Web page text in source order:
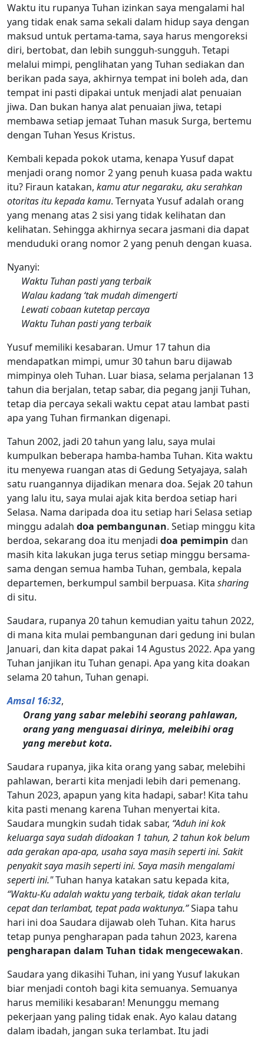
Waktu itu rupanya Tuhan izinkan saya mengalami hal
yang tidak enak sama sekali dalam hidup saya dengan
maksud untuk pertama-tama, saya harus mengoreksi
diri, bertobat, dan lebih sungguh-sungguh. Tetapi
melalui mimpi, penglihatan yang Tuhan sediakan dan
berikan pada saya, akhirnya tempat ini boleh ada, dan
tempat ini pasti dipakai untuk menjadi alat penuaian
jiwa. Dan bukan hanya alat penuaian jiwa, tetapi
membawa setiap jemaat Tuhan masuk Surga, bertemu
dengan Tuhan Yesus Kristus.
Kembali kepada pokok utama, kenapa Yusuf dapat
menjadi orang nomor 2 yang penuh kuasa pada waktu
itu? Firaun katakan, kamu atur negaraku, aku serahkan
otoritas itu kepada kamu. Ternyata Yusuf adalah orang
yang menang atas 2 sisi yang tidak kelihatan dan
kelihatan. Sehingga akhirnya secara jasmani dia dapat
menduduki orang nomor 2 yang penuh dengan kuasa.
Nyanyi:
Waktu Tuhan pasti yang terbaik
Walau kadang ‘tak mudah dimengerti
Lewati cobaan kutetap percaya
Waktu Tuhan pasti yang terbaik
Yusuf memiliki kesabaran. Umur 17 tahun dia
mendapatkan mimpi, umur 30 tahun baru dijawab
mimpinya oleh Tuhan. Luar biasa, selama perjalanan 13
tahun dia berjalan, tetap sabar, dia pegang janji Tuhan,
tetap dia percaya sekali waktu cepat atau lambat pasti
apa yang Tuhan firmankan digenapi.
Tahun 2002, jadi 20 tahun yang lalu, saya mulai
kumpulkan beberapa hamba-hamba Tuhan. Kita waktu
itu menyewa ruangan atas di Gedung Setyajaya, salah
satu ruangannya dijadikan menara doa. Sejak 20 tahun
yang lalu itu, saya mulai ajak kita berdoa setiap hari
Selasa. Nama daripada doa itu setiap hari Selasa setiap
minggu adalah doa pembangunan. Setiap minggu kita
berdoa, sekarang doa itu menjadi doa pemimpin dan
masih kita lakukan juga terus setiap minggu bersama-
sama dengan semua hamba Tuhan, gembala, kepala
departemen, berkumpul sambil berpuasa. Kita sharing
di situ.
Saudara, rupanya 20 tahun kemudian yaitu tahun 2022,
di mana kita mulai pembangunan dari gedung ini bulan
Januari, dan kita dapat pakai 14 Agustus 2022. Apa yang
Tuhan janjikan itu Tuhan genapi. Apa yang kita doakan
selama 20 tahun, Tuhan genapi.
Amsal 16:32,
Orang yang sabar melebihi seorang pahlawan,
orang yang menguasai dirinya, meleibihi orag
yang merebut kota.
Saudara rupanya, jika kita orang yang sabar, melebihi
pahlawan, berarti kita menjadi lebih dari pemenang.
Tahun 2023, apapun yang kita hadapi, sabar! Kita tahu
kita pasti menang karena Tuhan menyertai kita.
Saudara mungkin sudah tidak sabar, “Aduh ini kok
keluarga saya sudah didoakan 1 tahun, 2 tahun kok belum
ada gerakan apa-apa, usaha saya masih seperti ini. Sakit
penyakit saya masih seperti ini. Saya masih mengalami
seperti ini."Tuhan hanya katakan satu kepada kita,
“Waktu-Ku adalah waktu yang terbaik, tidak akan terlalu
cepat dan terlambat, tepat pada waktunya.”Siapa tahu
hari ini doa Saudara dijawab oleh Tuhan. Kita harus
tetap punya pengharapan pada tahun 2023, karena
pengharapan dalam Tuhan tidak mengecewakan.
Saudara yang dikasihi Tuhan, ini yang Yusuf lakukan
biar menjadi contoh bagi kita semuanya. Semuanya
harus memiliki kesabaran! Menunggu memang
pekerjaan yang paling tidak enak. Ayo kalau datang
dalam ibadah, jangan suka terlambat. Itu jadi